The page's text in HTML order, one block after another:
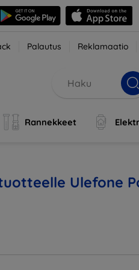
Palautus Reklamaatio
Rannekkeet
Ulefone